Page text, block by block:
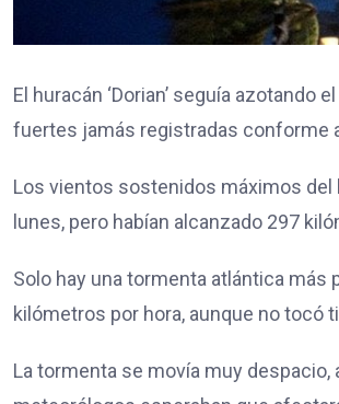
El huracán ‘Dorian’ seguía azotando
fuertes jamás registradas conforme
Los vientos sostenidos máximos del
lunes, pero habían alcanzado 297
Solo hay una tormenta atlántica más
kilómetros por hora, aunque no tocó
La tormenta se movía muy despacio,